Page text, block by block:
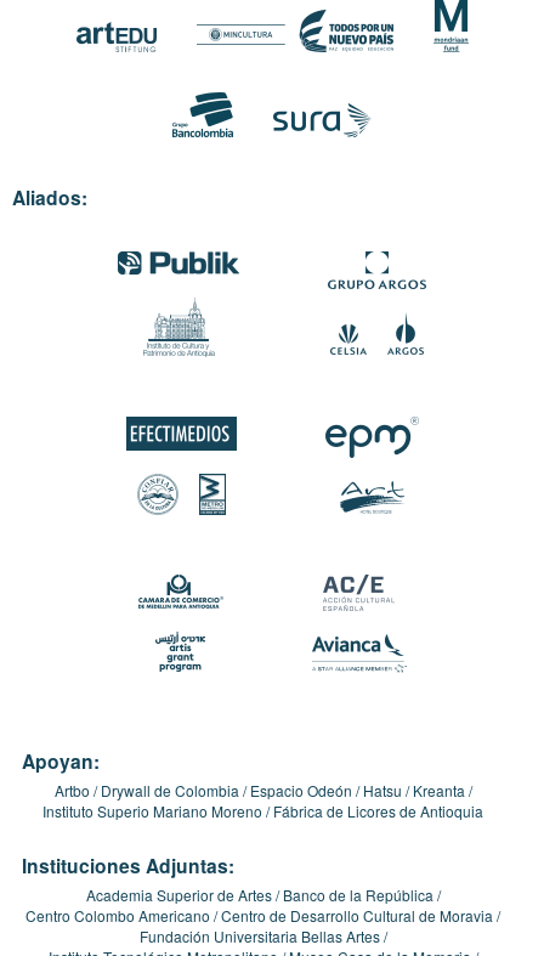
Aliados:
Apoyan:
Artbo Drywall de Colombia Espacio Odeón Hatsu
Kreanta
Instituto Superio Mariano Moreno
Fábrica de Licores de Antioquia
Instituciones Adjuntas:
Academia Superior de Artes
Banco de la República
Centro Colombo Americano Centro de Desarrollo Cultural de Moravia
Fundación Universitaria Bellas Artes